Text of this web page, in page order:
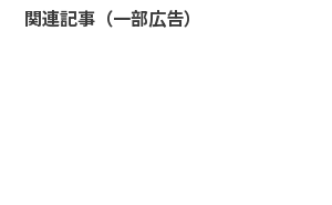
関連記事（一部広告）